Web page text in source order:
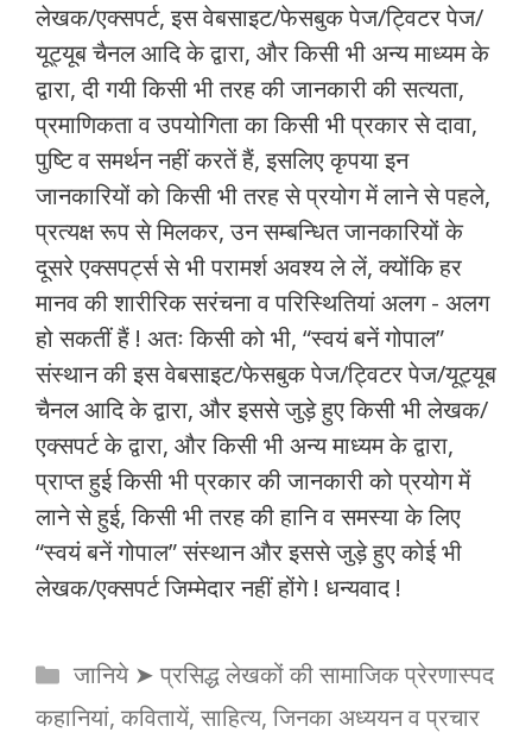
लेखक/एक्सपर्ट, इस वेबसाइट/फेसबुक पेज/ट्विटर पेज/
यूट्यूब चैनल आदि के द्वारा, और किसी भी अन्य माध्यम के
द्वारा, दी गयी किसी भी तरह की जानकारी की सत्यता,
प्रमाणिकता व उपयोगिता का किसी भी प्रकार से दावा,
पुष्टि व समर्थन नहीं करतें हैं, इसलिए कृपया इन
जानकारियों को किसी भी तरह से प्रयोग में लाने से पहले,
प्रत्यक्ष रूप से मिलकर, उन सम्बन्धित जानकारियों के
दूसरे एक्सपर्ट्स से भी परामर्श अवश्य ले लें, क्योंकि हर
मानव की शारीरिक सरंचना व परिस्थितियां अलग - अलग
हो सकतीं हैं ! अतः किसी को भी, “स्वयं बनें गोपाल”
संस्थान की इस वेबसाइट/फेसबुक पेज/ट्विटर पेज/यूट्यूब
चैनल आदि के द्वारा, और इससे जुड़े हुए किसी भी लेखक/
एक्सपर्ट के द्वारा, और किसी भी अन्य माध्यम के द्वारा,
प्राप्त हुई किसी भी प्रकार की जानकारी को प्रयोग में
लाने से हुई, किसी भी तरह की हानि व समस्या के लिए
“स्वयं बनें गोपाल” संस्थान और इससे जुड़े हुए कोई भी
लेखक/एक्सपर्ट जिम्मेदार नहीं होंगे ! धन्यवाद !
Categories
जानिये ➤ प्रसिद्ध लेखकों की सामाजिक प्रेरणास्पद
कहानियां, कवितायें, साहित्य, जिनका अध्ययन व प्रचार